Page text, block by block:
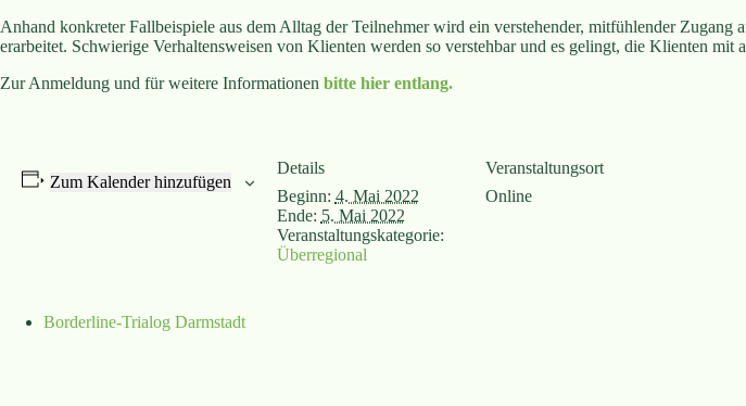
Anhand konkreter Fallbeispiele aus dem Alltag der Teilnehmer wird ein verstehender, mitfühlender
erarbeitet. Schwierige Verhaltensweisen von Klienten werden so verstehbar und es gelingt, die Klienten
Zur Anmeldung und für weitere Informationen bitte hier entlang.
Zum Kalender hinzufügen
Details
Beginn: 4. Mai 2022
Ende: 5. Mai 2022
Veranstaltungskategorie:
Überregional
Veranstaltungsort
Online
Borderline-Trialog Darmstadt